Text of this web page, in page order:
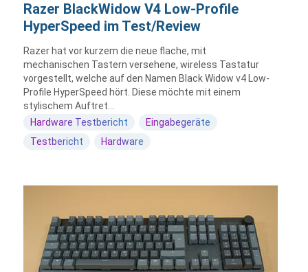
Razer BlackWidow V4 Low-Profile
HyperSpeed im Test/Review
Razer hat vor kurzem die neue flache, mit
mechanischen Tastern versehene, wireless Tastatur
vorgestellt, welche auf den Namen Black Widow v4 Low-
Profile HyperSpeed hört. Diese möchte mit einem
stylischem Auftret...
Hardware Testbericht
Eingabegeräte
Testbericht
Hardware